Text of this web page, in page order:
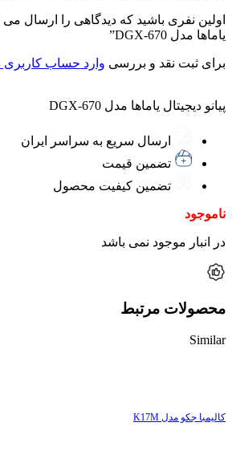
اولین نفری باشید که دیدگاهی را ارسال می
یاماها مدل DGX-670”
برای ثبت نقد و بررسی وارد حساب کاربری
پیانو دیجیتال یاماها مدل DGX-670
ارسال سریع به سراسر ایران
تضمین قیمت
تضمین کیفیت محصول
ناموجود
در انبار موجود نمی باشد
محصولات مرتبط
Similar
کالیمبا جکو مدل K17M